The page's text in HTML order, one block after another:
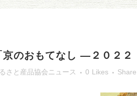
京のおもてなし ―２０２２
さと産品協会ニュース 0 Likes Share